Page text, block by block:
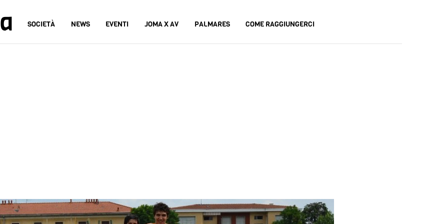
SOCIETÀ NEWS EVENTI JOMA X AV PALMARES COME RAGGIUNGERCI